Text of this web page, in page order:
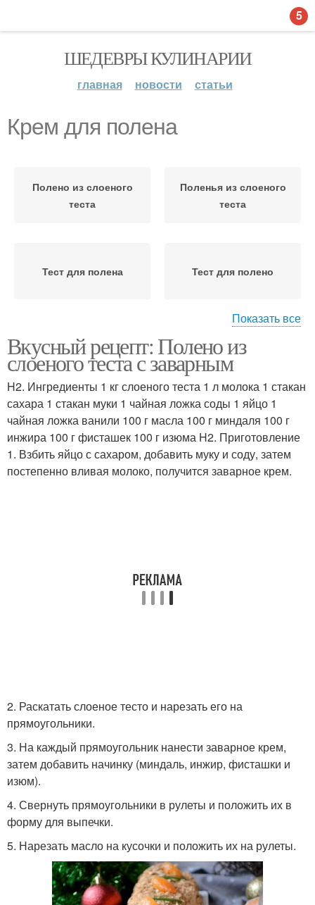
ШЕДЕВРЫ КУЛИНАРИИ
главная новости статьи
Крем для полена
Полено из слоеного
теста
Поленья из слоеного
теста
Тест для полена Тест для полено
Ингредиенты для
миндальное полено
Миндальное полено
Показать все
Вкусный рецепт: Полено из
слоеного теста с заварным
H2. Ингредиенты 1 кг слоеного теста 1 л молока 1 стакан
сахара 1 стакан муки 1 чайная ложка соды 1 яйцо 1
чайная ложка ванили 100 г масла 100 г миндаля 100 г
инжира 100 г фисташек 100 г изюма H2. Приготовление
1. Взбить яйцо с сахаром, добавить муку и соду, затем
постепенно вливая молоко, получится заварное крем.
2. Раскатать слоеное тесто и нарезать его на
прямоугольники.
3. На каждый прямоугольник нанести заварное крем,
затем добавить начинку (миндаль, инжир, фисташки и
изюм).
4. Свернуть прямоугольники в рулеты и положить их в
форму для выпечки.
5. Нарезать масло на кусочки и положить их на рулеты.
5